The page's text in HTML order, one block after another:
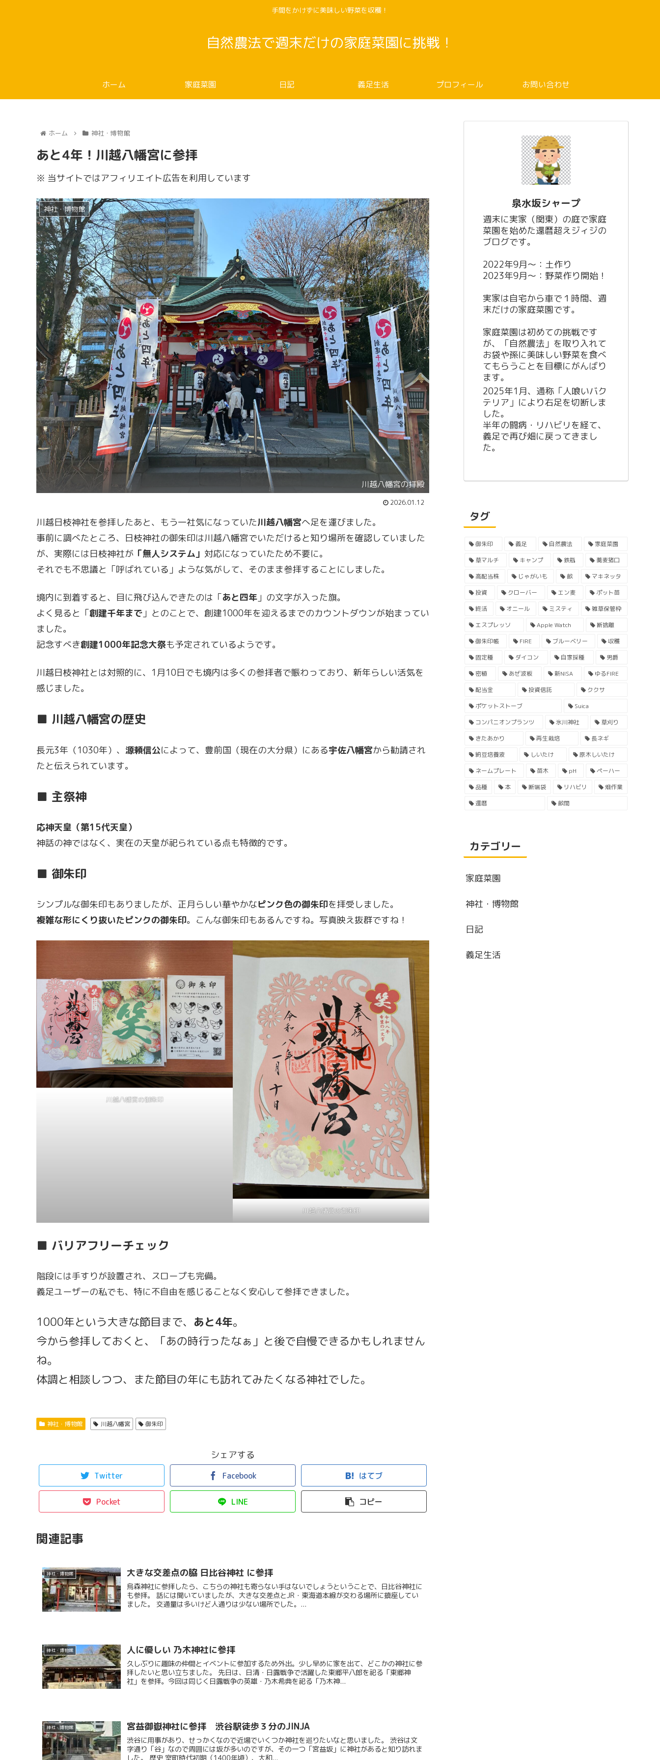
手間をかけずに美味しい野菜を収穫！
自然農法で週末だけの家庭菜園に挑戦！
ホーム 家庭菜園 日記 義足生活 プロフィール お問い合わせ
ホーム 神社・博物館
あと4年！川越八幡宮に参拝
※ 当サイトではアフィリエイト広告を利用しています
神社・博物館
川越八幡宮の拝殿
2026.01.12
川越日枝神社を参拝したあと、もう一社気になっていた川越八幡宮へ足を運びました。
事前に調べたところ、日枝神社の御朱印は川越八幡宮でいただけると知り場所を確認していました
が、実際には日枝神社が 「無人システム」 対応になっていたため不要に。
それでも不思議と「呼ばれている」ような気がして、そのまま参拝することにしました。
境内に到着すると、目に飛び込んできたのは「あと四年 」の文字が入った旗。
よく見ると「創建千年まで 」とのことで、創建1000年を迎えるまでのカウントダウンが始まってい
ました。
記念すべき創建1000年記念大祭も予定されているようです。
川越日枝神社とは対照的に、1月10日でも境内は多くの参拝者で賑わっており、新年らしい活気を
感じました。
■ 川越八幡宮の歴史
長元3年（1030年）、 源頼信公によって、豊前国（現在の大分県）にある宇佐八幡宮から勧請され
たと伝えられています。
■ 主祭神
応神天皇（第15代天皇）
神話の神ではなく、実在の天皇が祀られている点も特徴的です。
■ 御朱印
シンプルな御朱印もありましたが、正月らしい華やかなピンク色の御朱印を拝受しました。
複雑な形にくり抜いたピンクの御朱印。こんな御朱印もあるんですね。写真映え抜群ですね！
川越八幡宮の御朱印
川越八幡宮の御朱印
■ バリアフリーチェック
階段には手すりが設置され、スロープも完備。
義足ユーザーの私でも、特に不自由を感じることなく安心して参拝できました。
1000年という大きな節目まで、 あと4年。
今から参拝しておくと、「あの時行ったなぁ」と後で自慢できるかもしれません
ね。
体調と相談しつつ、また節目の年にも訪れてみたくなる神社でした。
神社・博物館 川越八幡宮 御朱印
シェアする
Twitter Facebook はてブ
Pocket LINE コピー
関連記事
神社・博物館 大きな交差点の脇 日比谷神社 に参拝
烏森神社に参拝したら、こちらの神社も寄らない手はないでしょうということで、日比谷神社に
も参拝。 話には聞いていましたが、大きな交差点とJR・東海道本線が交わる場所に鎮座してい
ました。 交通量は多いけど人通りは少ない場所でした。...
神社・博物館 人に優しい 乃木神社に参拝
久しぶりに趣味の仲間とイベントに参加するため外出。少し早めに家を出て、どこかの神社に参
拝したいと思い立ちました。 先日は、日清・日露戦争で活躍した東郷平八郎を祀る「東郷神
社」を参拝。今回は同じく日露戦争の英雄・乃木希典を祀る「乃木神...
神社・博物館 宮益御嶽神社に参拝 渋谷駅徒歩３分のJINJA
渋谷に用事があり、せっかくなので近場でいくつか神社を巡りたいなと思いました。 渋谷は文
字通り「谷」なので周囲には坂が多いのですが、その一つ「宮益坂」に神社があると知り訪れま
泉水坂シャープ
週末に実家（関東）の庭で家庭
菜園を始めた還暦超えジィジの
ブログです。
2022年9月〜：土作り
2023年9月〜：野菜作り開始！
実家は自宅から車で１時間、週
末だけの家庭菜園です。
家庭菜園は初めての挑戦です
が、「自然農法」を取り入れて
お袋や孫に美味しい野菜を食べ
てもらうことを目標にがんばり
ます。
2025年1月、通称「人喰いバク
テリア」により右足を切断しま
した。
半年の闘病・リハビリを経て、
義足で再び畑に戻ってきまし
た。
タグ
御朱印 義足 自然農法
家庭菜園
草マルチ
キャンプ 鉄瓶
蕎麦猪口
高配当株
じゃがいも 畝
マキネッタ
投資
クローバー エン麦
ポット苗
終活
オニール ミスティ
雑草保管枠
エスプレッソ
Apple Watch
断捨離
御朱印帳
FIRE ブルーベリー
収穫
固定種
ダイコン 自家採種
男爵
密植
あぜ波板 新NISA
ゆるFIRE
配当金
投資信託
ククサ
ポケットストーブ
Suica
コンパニオンプランツ
氷川神社
草刈り
きたあかり
再生栽培
長ネギ
納豆培養液
しいたけ
原木しいたけ
ネームプレート
苗木 pH
ペーハー
品種
本 断端袋 リハビリ
畑作業
還暦
畝間
カテゴリー
家庭菜園
神社・博物館
日記
義足生活